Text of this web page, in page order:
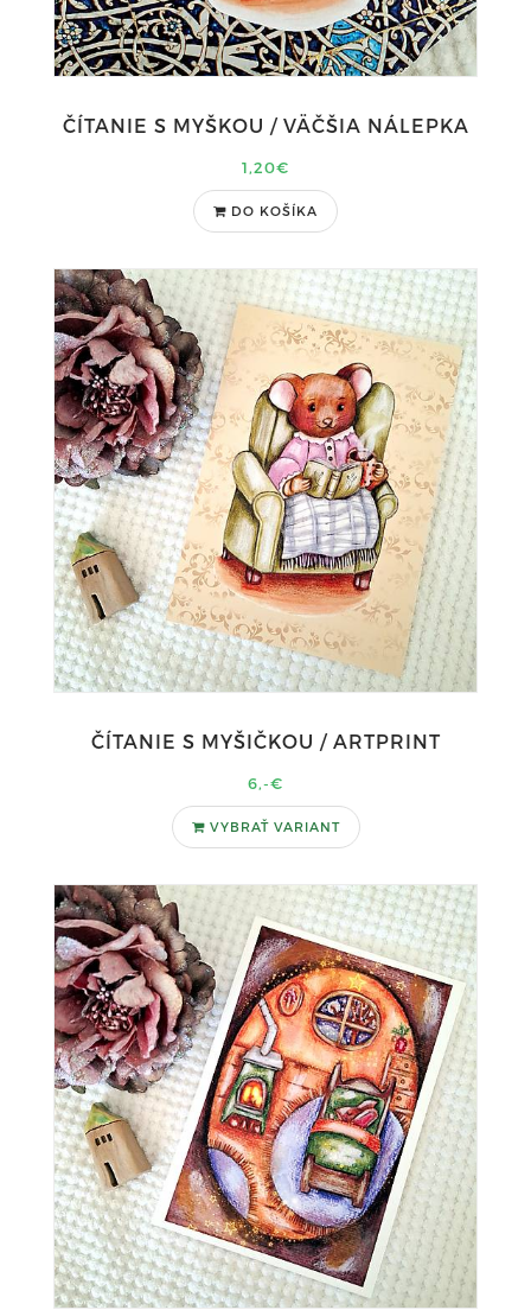
ČÍTANIE S MYŠKOU / VÄČŠIA NÁLEPKA
1,20€
DO KOŠÍKA
ČÍTANIE S MYŠIČKOU / ARTPRINT
6,-€
VYBRAŤ VARIANT